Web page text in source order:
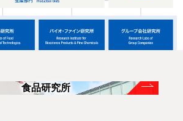
食品研究所